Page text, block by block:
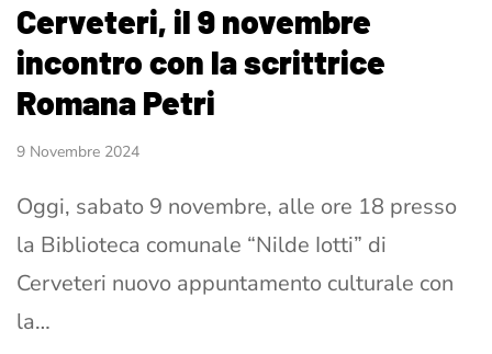
Cerveteri, il 9 novembre
incontro con la scrittrice
Romana Petri
9 Novembre 2024
Oggi, sabato 9 novembre, alle ore 18 presso
la Biblioteca comunale “Nilde Iotti” di
Cerveteri nuovo appuntamento culturale con
la…